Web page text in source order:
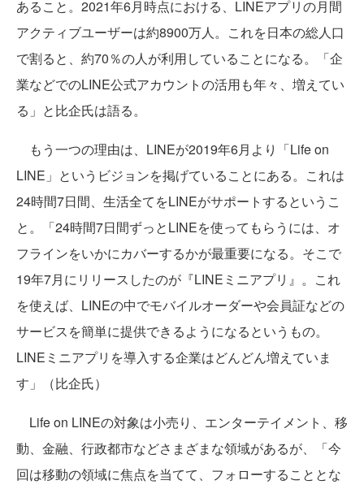
あること。2021年6月時点における、LINEアプリの月間
アクティブユーザーは約8900万人。これを日本の総人口
で割ると、約70％の人が利用していることになる。「企
業などでのLINE公式アカウントの活用も年々、増えてい
る」と比企氏は語る。
もう一つの理由は、LINEが2019年6月より「Life on
LINE」というビジョンを掲げていることにある。これは
24時間7日間、生活全てをLINEがサポートするというこ
と。「24時間7日間ずっとLINEを使ってもらうには、オ
フラインをいかにカバーするかが最重要になる。そこで
19年7月にリリースしたのが『LINEミニアプリ』。これ
を使えば、LINEの中でモバイルオーダーや会員証などの
サービスを簡単に提供できるようになるというもの。
LINEミニアプリを導入する企業はどんどん増えていま
す」（比企氏）
Life on LINEの対象は小売り、エンターテイメント、移
動、金融、行政都市などさまざまな領域があるが、「今
回は移動の領域に焦点を当てて、フォローすることとな